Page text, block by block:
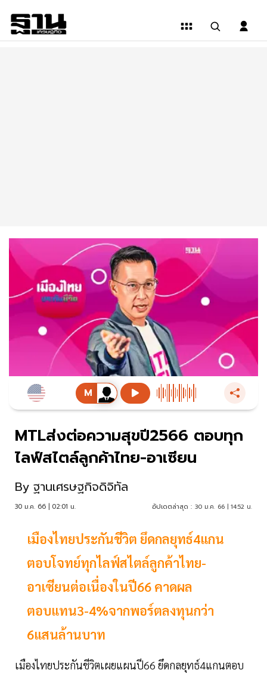
MTLส่งต่อความสุขปี2566 ตอบทุก
ไลฟ์สไตล์ลูกค้าไทย-อาเซียน
By ฐานเศรษฐกิจดิจิทัล
30 ม.ค. 66 | 02:01 น. อัปเดตล่าสุด : 30 ม.ค. 66 | 14:52 น.
เมืองไทยประกันชีวิต ยึดกลยุทธ์4แกน
ตอบโจทย์ทุกไลฟ์สไตล์ลูกค้าไทย-
อาเซียนต่อเนื่องในปี66 คาดผล
ตอบแทน3-4%จากพอร์ตลงทุนกว่า
6แสนล้านบาท
เมืองไทยประกันชีวิตเผยแผนปี66 ยึดกลยุทธ์4แกนตอบ